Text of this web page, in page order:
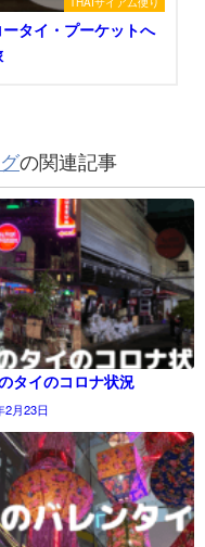
ータイ・プーケットへ
の関連記事
タイのコロナ状況
2月23日